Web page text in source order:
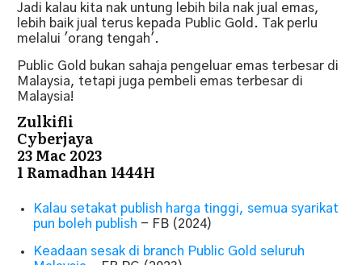
Jadi kalau kita nak untung lebih bila nak jual emas,
lebih baik jual terus kepada Public Gold. Tak perlu
melalui 'orang tengah'.
Public Gold bukan sahaja pengeluar emas terbesar di
Malaysia, tetapi juga pembeli emas terbesar di
Malaysia!
Zulkifli
Cyberjaya
23 Mac 2023
1 Ramadhan 1444H
Kalau setakat publish harga tinggi, semua syarikat
pun boleh publish - FB (2024)
Keadaan sesak di branch Public Gold seluruh